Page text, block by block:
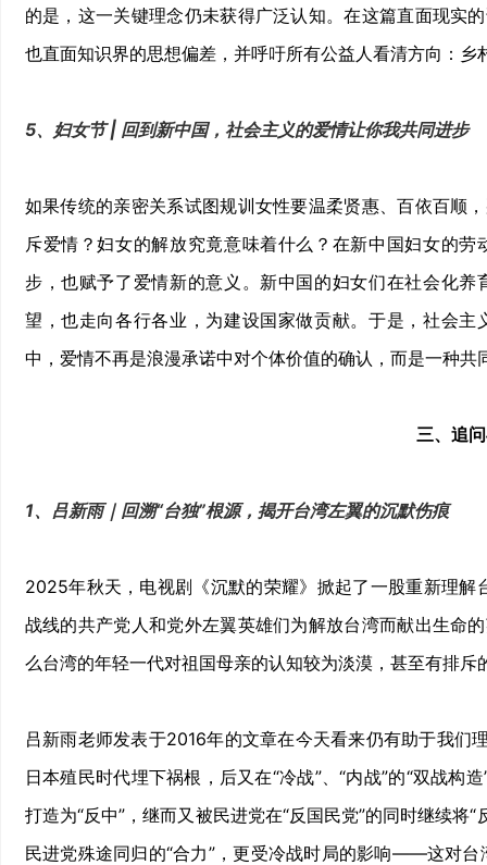
的是，这一关键理念仍未获得广泛认知。在这篇直面现实
也直面知识界的思想偏差，并呼吁所有公益人看清方向：乡
5、妇女节 | 回到新中国，社会主义的爱情让你我共同进步
如果传统的亲密关系试图规训女性要温柔贤惠、百依百顺
斥爱情？妇女的解放究竟意味着什么？在新中国妇女的
步，也赋予了爱情新的意义。新中国的妇女们在社会化
望，也走向各行各业，为建设国家做贡献。于是，社会
中，爱情不再是浪漫承诺中对个体价值的确认，而是一种共
三、追
1、吕新雨｜回溯“台独”根源，揭开台湾左翼的沉默伤痕
2025年秋天，电视剧《沉默的荣耀》掀起了一股重新理
战线的共产党人和党外左翼英雄们为解放台湾而献出生命
么台湾的年轻一代对祖国母亲的认知较为淡漠，甚至有排斥
吕新雨老师发表于2016年的文章在今天看来仍有助于我们
日本殖民时代埋下祸根，后又在“冷战”、“内战”的“双战构
打造为“反中”，继而又被民进党在“反国民党”的同时继续将
民进党殊途同归的“合力”，更受冷战时局的影响——这对